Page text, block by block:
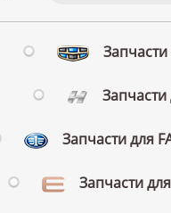
Запчасти для
Запчасти